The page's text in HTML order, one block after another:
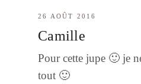
26 AOÛT 2016
Camille
Pour cette jupe 🙂 je
tout 🙂